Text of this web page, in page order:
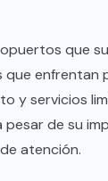
que
que enfrentan
y servicios
pesar de su
atención.